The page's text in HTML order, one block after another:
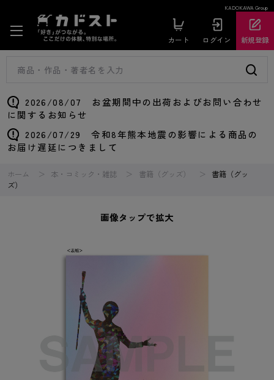
KADOKAWA Group
カート ログイン 新規登録
2026/08/07 お盆期間中の出荷およびお問い合わせ
に関するお知らせ
2026/07/29 令和8年熊本地震の影響による商品の
お届け遅延につきまして
ホーム 本・コミック・雑誌 書籍（グッズ）
書籍（グッ
ズ）
画像タップで拡大